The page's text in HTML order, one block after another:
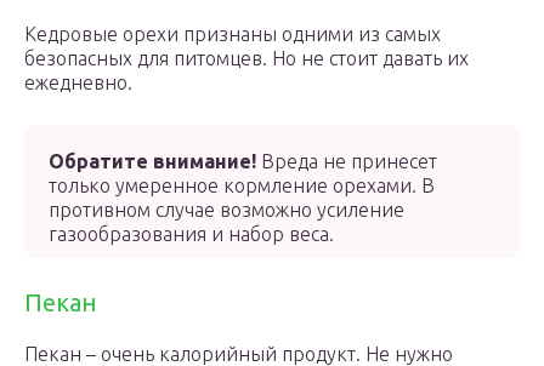
Кедровые орехи признаны одними из самых
безопасных для питомцев. Но не стоит давать их
ежедневно.
Обратите внимание! Вреда не принесет
только умеренное кормление орехами. В
противном случае возможно усиление
газообразования и набор веса.
Пекан
Пекан – очень калорийный продукт. Не нужно